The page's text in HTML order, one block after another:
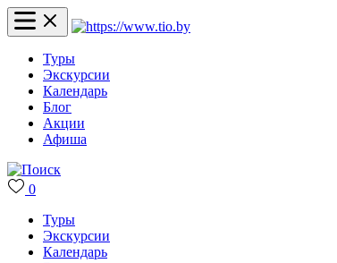
Туры
Экскурсии
Календарь
Блог
Акции
Афиша
0
Туры
Экскурсии
Календарь